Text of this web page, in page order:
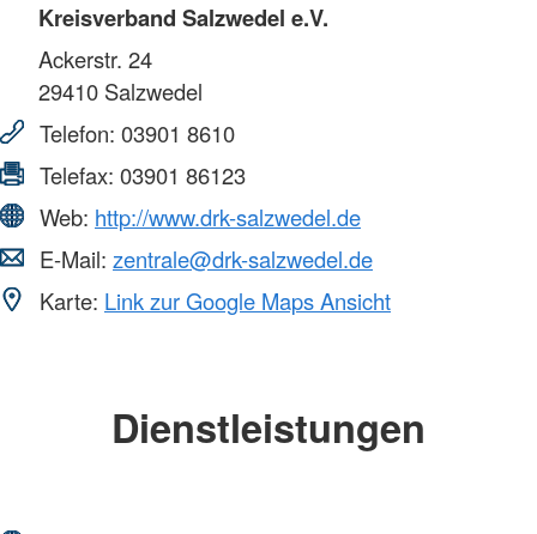
Kreisverband Salzwedel e.V.
Ackerstr. 24
29410 Salzwedel
Telefon: 03901 8610
Telefax: 03901 86123
Web: http://www.drk-salzwedel.de
E-Mail: zentrale@drk-salzwedel.de
Karte: Link zur Google Maps Ansicht
Dienstleistungen